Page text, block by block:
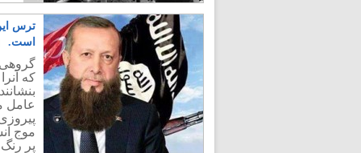
ترس
است.
گروهی
که
عامل
موج
پر